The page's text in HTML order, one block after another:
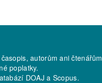
autorům ani
poplatky.
DOAJ a Scopus.